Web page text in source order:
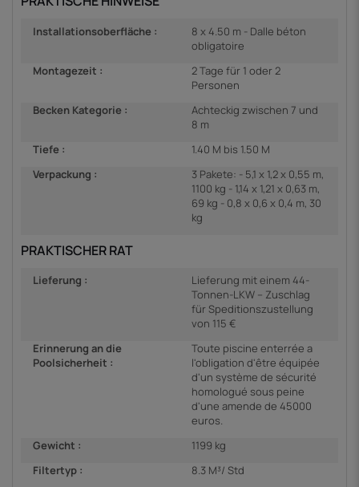
Installationsoberfläche :
8 x 4.50 m - Dalle béton
obligatoire
Montagezeit :
2 Tage für 1 oder 2
Personen
Becken Kategorie :
Achteckig zwischen 7 und
8 m
Tiefe :
1.40 M bis 1.50 M
Verpackung :
3 Pakete: - 5,1 x 1,2 x 0,55 m,
1100 kg - 1,14 x 1,21 x 0,63 m,
69 kg - 0,8 x 0,6 x 0,4 m, 30
kg
PRAKTISCHER RAT
Lieferung :
Lieferung mit einem 44-
Tonnen-LKW – Zuschlag
für Speditionszustellung
von 115 €
Erinnerung an die
Poolsicherheit :
Toute piscine enterrée a
l'obligation d'être équipée
d'un système de sécurité
homologué sous peine
d'une amende de 45000
euros.
Gewicht :
1199 kg
Filtertyp :
8.3 M³/ Std